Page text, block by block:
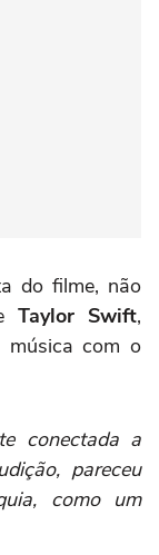
do filme, não
Taylor Swift,
música com o
conectada a
pareceu
como um